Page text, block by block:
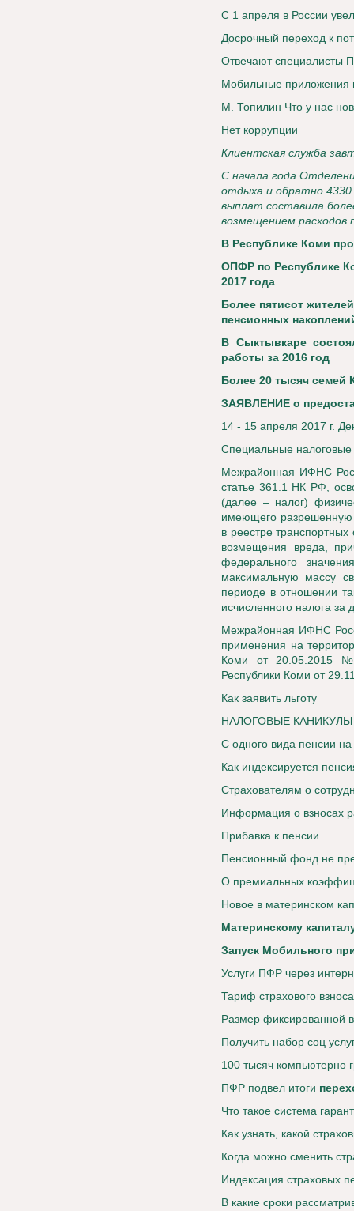
С 1 апреля в России
Досрочный переход к
Отвечают специалисты
Мобильные приложения
М. Топилин Что у нас
Нет коррупции
Клиентская служба
С начала года
отдыха и обратно
выплат составила
возмещением расходов
В Республике Коми
ОПФР по Республике
2017 года
Более пятисот
пенсионных
В Сыктывкаре
работы за 2016 год
Более 20 тысяч семей
ЗАЯВЛЕНИЕ о
14 - 15 апреля 2017 г.
Специальные
Межрайонная ИФНС
статье 361.1 НК РФ,
(далее – налог)
имеющего разрешенную
в реестре
возмещения вреда,
федерального
максимальную массу
периоде в отношении
исчисленного налога
Межрайонная ИФНС
применения на
Коми от 20.05.2015 №
Республики Коми от
Как заявить льготу
НАЛОГОВЫЕ КАНИКУЛЫ
С одного вида пенсии на
Как индексируется
Страхователям о
Информация о взносах
Прибавка к пенсии
Пенсионный фонд не
О премиальных
Новое в материнском
Материнскому
Запуск Мобильного
Услуги ПФР через
Тариф страхового взноса
Размер фиксированной
Получить набор соц
100 тысяч компьютерно
ПФР подвел итоги
Что такое система
Как узнать, какой
Когда можно сменить
Индексация страховых
В какие сроки